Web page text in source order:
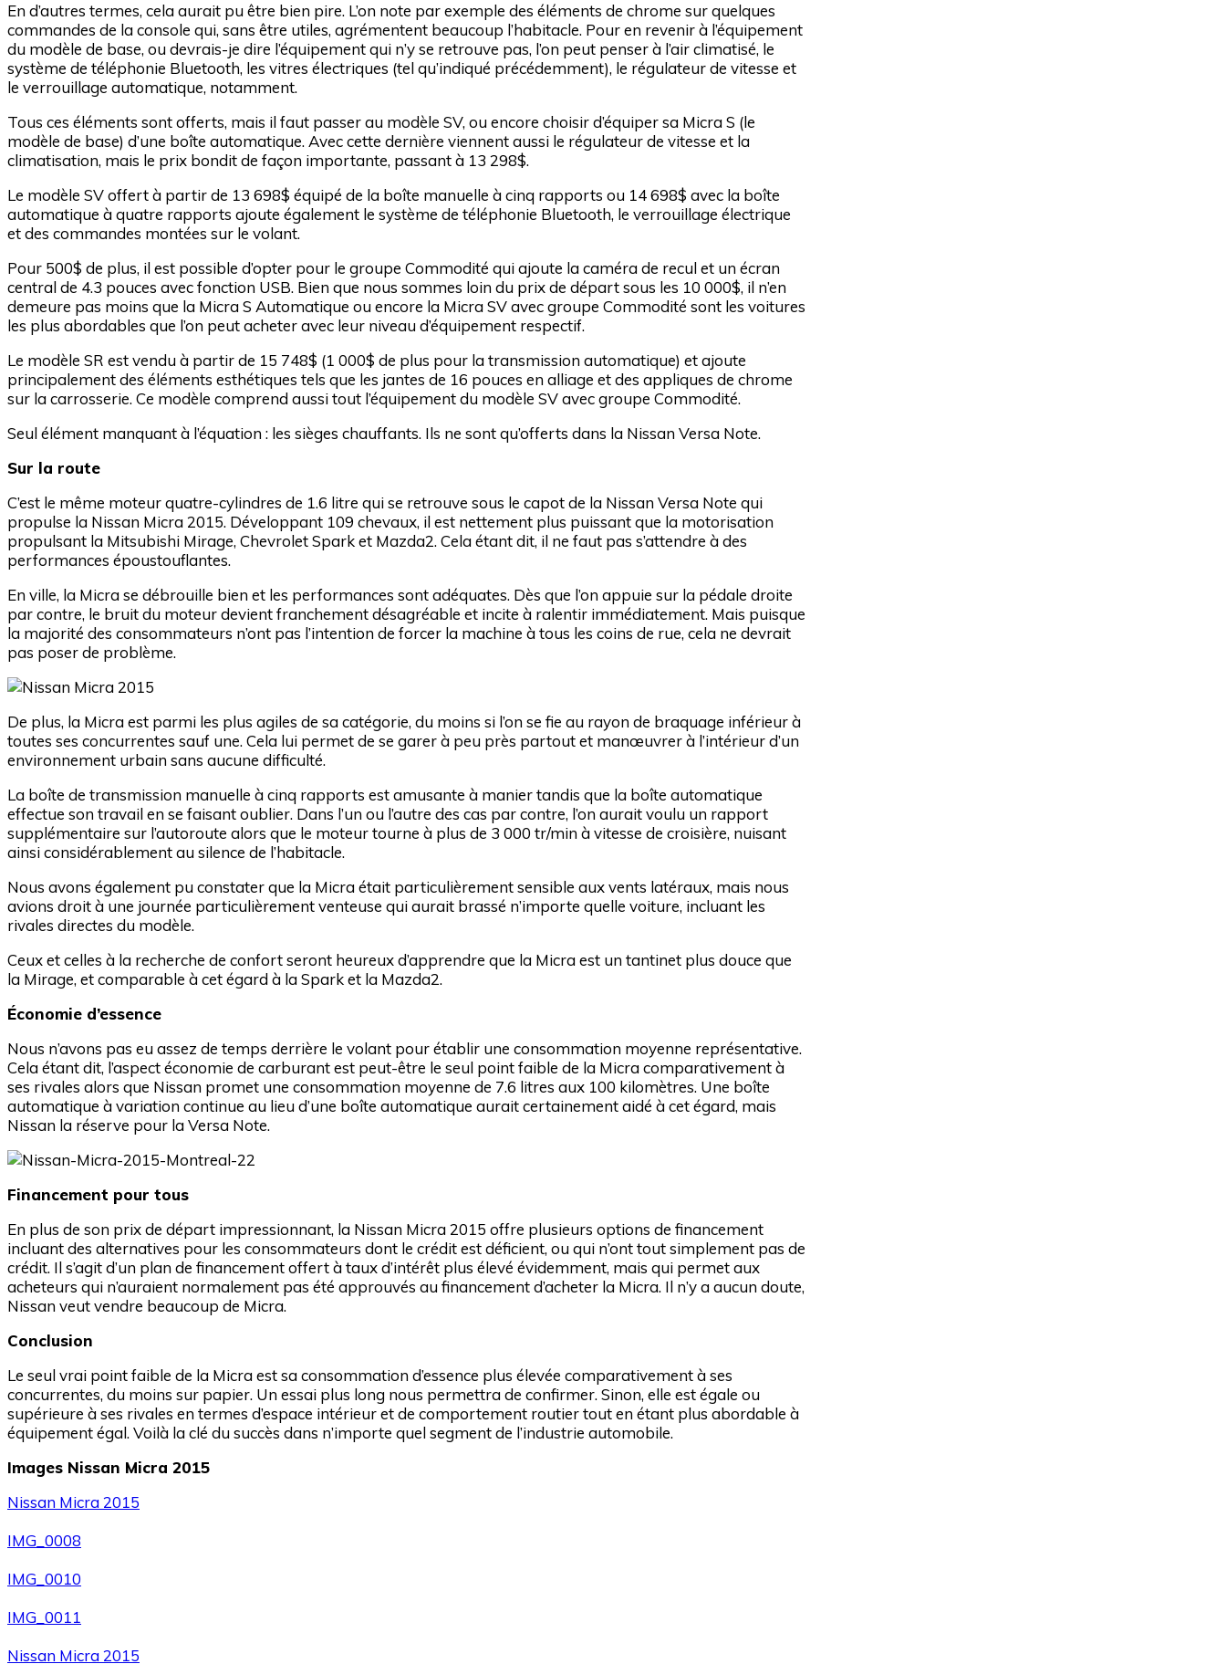
En d’autres termes, cela aurait pu être bien pire. L’on note par exemple des éléments de chrome sur quelques
commandes de la console qui, sans être utiles, agrémentent beaucoup l’habitacle. Pour en revenir à l’équipement
du modèle de base, ou devrais-je dire l’équipement qui n’y se retrouve pas, l’on peut penser à l’air climatisé, le
système de téléphonie Bluetooth, les vitres électriques (tel qu’indiqué précédemment), le régulateur de vitesse et
le verrouillage automatique, notamment.
Tous ces éléments sont offerts, mais il faut passer au modèle SV, ou encore choisir d’équiper sa Micra S (le
modèle de base) d’une boîte automatique. Avec cette dernière viennent aussi le régulateur de vitesse et la
climatisation, mais le prix bondit de façon importante, passant à 13 298$.
Le modèle SV offert à partir de 13 698$ équipé de la boîte manuelle à cinq rapports ou 14 698$ avec la boîte
automatique à quatre rapports ajoute également le système de téléphonie Bluetooth, le verrouillage électrique
et des commandes montées sur le volant.
Pour 500$ de plus, il est possible d’opter pour le groupe Commodité qui ajoute la caméra de recul et un écran
central de 4.3 pouces avec fonction USB. Bien que nous sommes loin du prix de départ sous les 10 000$, il n’en
demeure pas moins que la Micra S Automatique ou encore la Micra SV avec groupe Commodité sont les voitures
les plus abordables que l’on peut acheter avec leur niveau d’équipement respectif.
Le modèle SR est vendu à partir de 15 748$ (1 000$ de plus pour la transmission automatique) et ajoute
principalement des éléments esthétiques tels que les jantes de 16 pouces en alliage et des appliques de chrome
sur la carrosserie. Ce modèle comprend aussi tout l’équipement du modèle SV avec groupe Commodité.
Seul élément manquant à l’équation : les sièges chauffants. Ils ne sont qu’offerts dans la Nissan Versa Note.
Sur la route
C’est le même moteur quatre-cylindres de 1.6 litre qui se retrouve sous le capot de la Nissan Versa Note qui
propulse la Nissan Micra 2015. Développant 109 chevaux, il est nettement plus puissant que la motorisation
propulsant la Mitsubishi Mirage, Chevrolet Spark et Mazda2. Cela étant dit, il ne faut pas s’attendre à des
performances époustouflantes.
En ville, la Micra se débrouille bien et les performances sont adéquates. Dès que l’on appuie sur la pédale droite
par contre, le bruit du moteur devient franchement désagréable et incite à ralentir immédiatement. Mais puisque
la majorité des consommateurs n’ont pas l’intention de forcer la machine à tous les coins de rue, cela ne devrait
pas poser de problème.
De plus, la Micra est parmi les plus agiles de sa catégorie, du moins si l’on se fie au rayon de braquage inférieur à
toutes ses concurrentes sauf une. Cela lui permet de se garer à peu près partout et manœuvrer à l’intérieur d’un
environnement urbain sans aucune difficulté.
La boîte de transmission manuelle à cinq rapports est amusante à manier tandis que la boîte automatique
effectue son travail en se faisant oublier. Dans l’un ou l’autre des cas par contre, l’on aurait voulu un rapport
supplémentaire sur l’autoroute alors que le moteur tourne à plus de 3 000 tr/min à vitesse de croisière, nuisant
ainsi considérablement au silence de l’habitacle.
Nous avons également pu constater que la Micra était particulièrement sensible aux vents latéraux, mais nous
avions droit à une journée particulièrement venteuse qui aurait brassé n’importe quelle voiture, incluant les
rivales directes du modèle.
Ceux et celles à la recherche de confort seront heureux d’apprendre que la Micra est un tantinet plus douce que
la Mirage, et comparable à cet égard à la Spark et la Mazda2.
Économie d’essence
Nous n’avons pas eu assez de temps derrière le volant pour établir une consommation moyenne représentative.
Cela étant dit, l’aspect économie de carburant est peut-être le seul point faible de la Micra comparativement à
ses rivales alors que Nissan promet une consommation moyenne de 7.6 litres aux 100 kilomètres. Une boîte
automatique à variation continue au lieu d’une boîte automatique aurait certainement aidé à cet égard, mais
Nissan la réserve pour la Versa Note.
Financement pour tous
En plus de son prix de départ impressionnant, la Nissan Micra 2015 offre plusieurs options de financement
incluant des alternatives pour les consommateurs dont le crédit est déficient, ou qui n’ont tout simplement pas de
crédit. Il s’agit d’un plan de financement offert à taux d’intérêt plus élevé évidemment, mais qui permet aux
acheteurs qui n’auraient normalement pas été approuvés au financement d’acheter la Micra. Il n’y a aucun doute,
Nissan veut vendre beaucoup de Micra.
Conclusion
Le seul vrai point faible de la Micra est sa consommation d’essence plus élevée comparativement à ses
concurrentes, du moins sur papier. Un essai plus long nous permettra de confirmer. Sinon, elle est égale ou
supérieure à ses rivales en termes d’espace intérieur et de comportement routier tout en étant plus abordable à
équipement égal. Voilà la clé du succès dans n’importe quel segment de l’industrie automobile.
Images Nissan Micra 2015
Nissan Micra 2015
IMG_0008
IMG_0010
IMG_0011
Nissan Micra 2015